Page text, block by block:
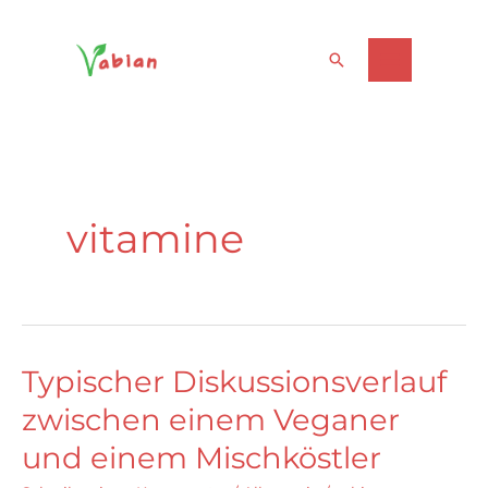
Suchen
vitamine
Typischer Diskussionsverlauf
zwischen einem Veganer
und einem Mischköstler